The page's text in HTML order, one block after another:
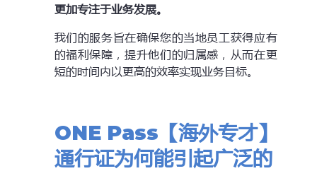
更加专注于业务发展。
我们的服务旨在确保您的当地员工获得应有
的福利保障，提升他们的归属感，从而在更
短的时间内以更高的效率实现业务目标。
ONE Pass 【海外专才】
通行证为何能引起广泛的